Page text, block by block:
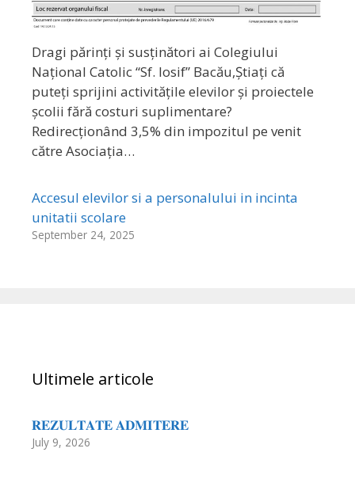
Dragi părinți și susținători ai Colegiului
Național Catolic “Sf. Iosif” Bacău,Știați că
puteți sprijini activitățile elevilor și proiectele
școlii fără costuri suplimentare?
Redirecționând 3,5% din impozitul pe venit
către Asociația…
Accesul elevilor si a personalului in incinta
unitatii scolare
September 24, 2025
Ultimele articole
𝐑𝐄𝐙𝐔𝐋𝐓𝐀𝐓𝐄 𝐀𝐃𝐌𝐈𝐓𝐄𝐑𝐄
July 9, 2026